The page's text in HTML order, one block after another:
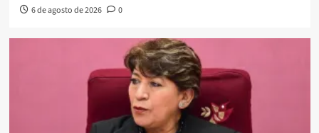
6 de agosto de 2026 0